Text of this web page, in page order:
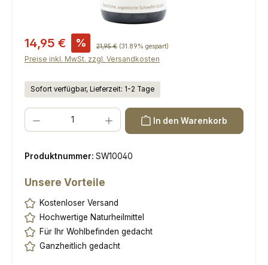
Verkaufspreis:
14,95 € % Regulärer Preis:
21,95 € (31.89% gespart)
Preise inkl. MwSt. zzgl. Versandkosten
Sofort verfügbar, Lieferzeit: 1-2 Tage
Produkt Anzahl: Gib den gewünschten Wert ein oder benutze die
In den Warenkorb
Produktnummer: SW10040
Unsere Vorteile
Kostenloser Versand
Hochwertige Naturheilmittel
Für Ihr Wohlbefinden gedacht
Ganzheitlich gedacht